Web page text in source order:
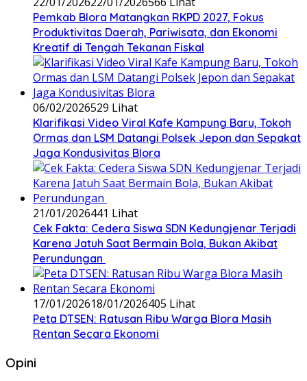
‎Pemkab Blora Matangkan RKPD 2027, Fokus
Produktivitas Daerah, Pariwisata, dan Ekonomi
Kreatif di Tengah Tekanan Fiskal
06/02/2026529 Lihat
‎Klarifikasi Video Viral Kafe Kampung Baru, Tokoh
Ormas dan LSM Datangi Polsek Jepon dan Sepakat
Jaga Kondusivitas Blora
21/01/2026441 Lihat
Cek Fakta: Cedera Siswa SDN Kedungjenar Terjadi
Karena Jatuh Saat Bermain Bola, Bukan Akibat
Perundungan ‎
17/01/202618/01/2026405 Lihat
‎Peta DTSEN: Ratusan Ribu Warga Blora Masih
Rentan Secara Ekonomi
Opini